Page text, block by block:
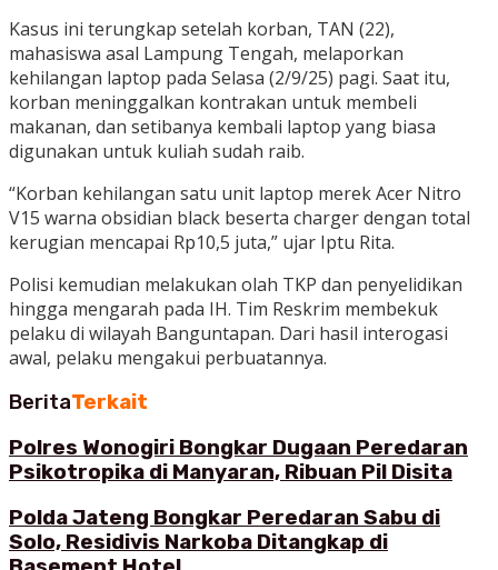
Kasus ini terungkap setelah korban, TAN (22),
mahasiswa asal Lampung Tengah, melaporkan
kehilangan laptop pada Selasa (2/9/25) pagi. Saat itu,
korban meninggalkan kontrakan untuk membeli
makanan, dan setibanya kembali laptop yang biasa
digunakan untuk kuliah sudah raib.
“Korban kehilangan satu unit laptop merek Acer Nitro
V15 warna obsidian black beserta charger dengan total
kerugian mencapai Rp10,5 juta,” ujar Iptu Rita.
Polisi kemudian melakukan olah TKP dan penyelidikan
hingga mengarah pada IH. Tim Reskrim membekuk
pelaku di wilayah Banguntapan. Dari hasil interogasi
awal, pelaku mengakui perbuatannya.
BeritaTerkait
Polres Wonogiri Bongkar Dugaan Peredaran
Psikotropika di Manyaran, Ribuan Pil Disita
Polda Jateng Bongkar Peredaran Sabu di
Solo, Residivis Narkoba Ditangkap di